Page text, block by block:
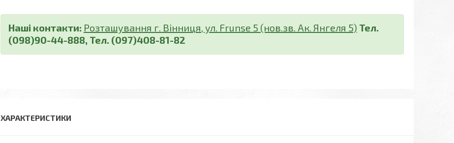
Наші контакти: Розташування г. Вінниця, ул. Frunse 5 (нов.зв. Ак. Янгеля 5) Тел.
(098)90-44-888, Тел. (097)408-81-82
ХАРАКТЕРИСТИКИ